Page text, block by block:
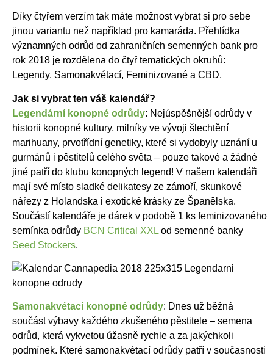
Díky čtyřem verzím tak máte možnost vybrat si pro sebe
jinou variantu než například pro kamaráda. Přehlídka
významných odrůd od zahraničních semenných bank pro
rok 2018 je rozdělena do čtyř tematických okruhů:
Legendy, Samonakvétací, Feminizované a CBD.
Jak si vybrat ten váš kalendář?
Legendární konopné odrůdy: Nejúspěšnější odrůdy v
historii konopné kultury, milníky ve vývoji šlechtění
marihuany, prvotřídní genetiky, které si vydobyly uznání u
gurmánů i pěstitelů celého světa – pouze takové a žádné
jiné patří do klubu konopných legend! V našem kalendáři
mají své místo sladké delikatesy ze zámoří, skunkové
nářezy z Holandska i exotické krásky ze Španělska.
Součástí kalendáře je dárek v podobě 1 ks feminizovaného
semínka odrůdy BCN Critical XXL od semenné banky
Seed Stockers.
Samonakvétací konopné odrůdy: Dnes už běžná
součást výbavy každého zkušeného pěstitele – semena
odrůd, která vykvetou úžasně rychle a za jakýchkoli
podmínek. Které samonakvétací odrůdy patří v současnosti